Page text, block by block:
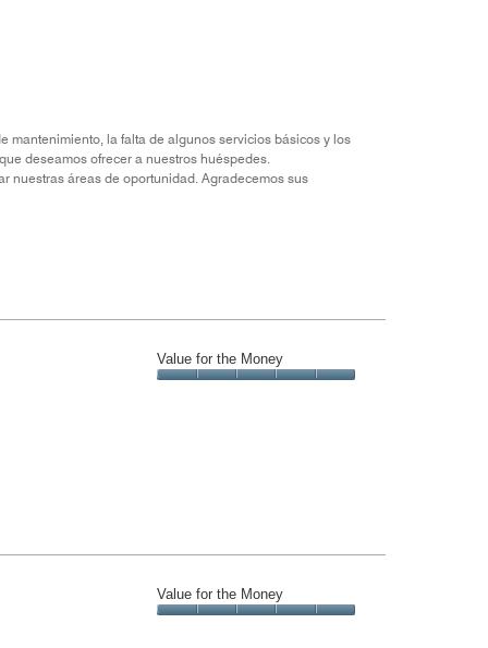
mantenimiento, la falta de algunos servicios básicos y los
deseamos ofrecer a nuestros huéspedes.
nuestras áreas de oportunidad. Agradecemos sus
Value for the Money
Value for the Money